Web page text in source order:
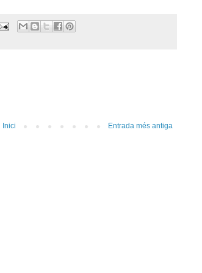
Entrada més antiga
Inici